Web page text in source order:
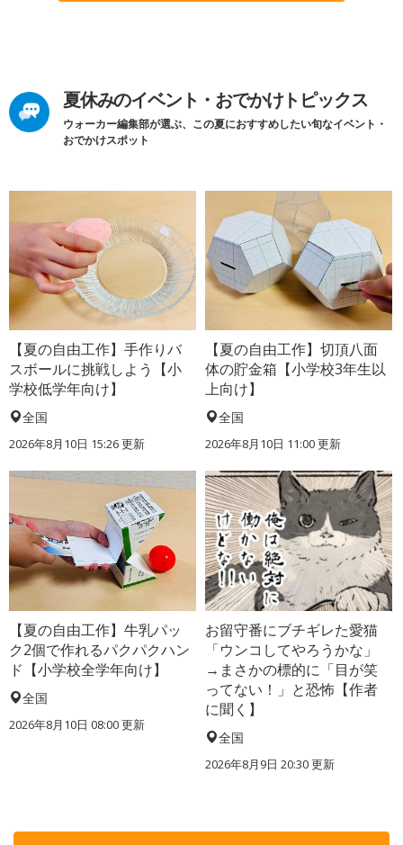
夏休みのイベント・おでかけトピックス
ウォーカー編集部が選ぶ、この夏におすすめしたい旬なイベント・
おでかけスポット
【夏の自由工作】手作りバ
スボールに挑戦しよう【小
学校低学年向け】
全国
2026年8月10日 15:26更新
【夏の自由工作】切頂八面
体の貯金箱【小学校3年生以
上向け】
全国
2026年8月10日 11:00更新
【夏の自由工作】牛乳パッ
ク2個で作れるパクパクハン
ド【小学校全学年向け】
全国
2026年8月10日 08:00更新
お留守番にブチギレた愛猫
「ウンコしてやろうかな」
→まさかの標的に「目が笑
ってない！」と恐怖【作者
に聞く】
全国
2026年8月9日 20:30更新